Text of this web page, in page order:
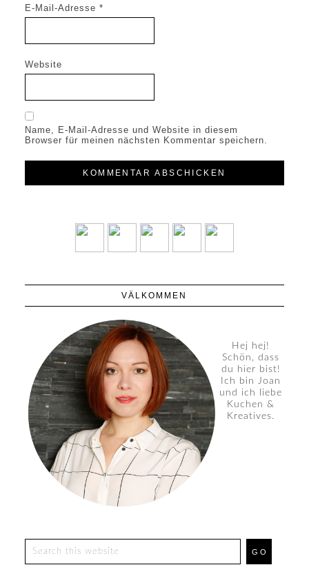
E-Mail-Adresse *
Website
Name, E-Mail-Adresse und Website in diesem
Browser für meinen nächsten Kommentar speichern.
VÄLKOMMEN
Hej hej!
Schön, dass
du hier bist!
Ich bin Joan
und ich liebe
Kuchen &
Kreatives.